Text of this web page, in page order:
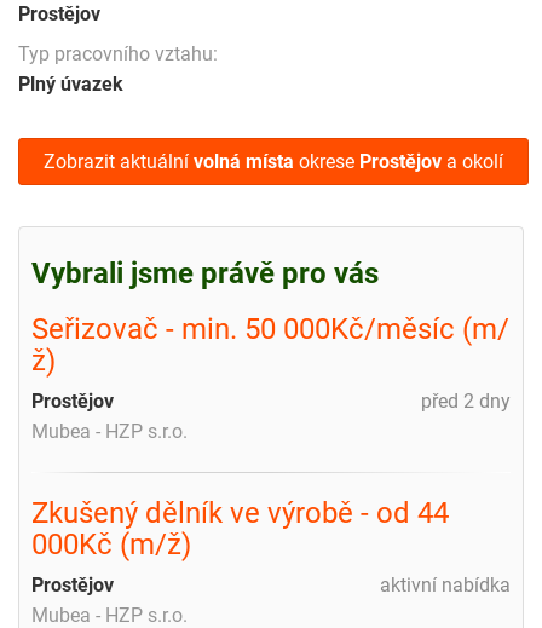
Prostějov
Typ pracovního vztahu:
Plný úvazek
Zobrazit aktuální volná místa okrese Prostějov a okolí
Vybrali jsme právě pro vás
Seřizovač - min. 50 000Kč/měsíc (m/
ž)
před 2 dny
Prostějov
Mubea - HZP s.r.o.
Zkušený dělník ve výrobě - od 44
000Kč (m/ž)
aktivní nabídka
Prostějov
Mubea - HZP s.r.o.